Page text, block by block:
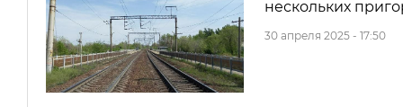
нескольких
30 апреля 2025 - 17:50